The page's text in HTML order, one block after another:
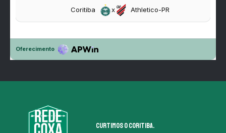
Curtimos o coritiba.